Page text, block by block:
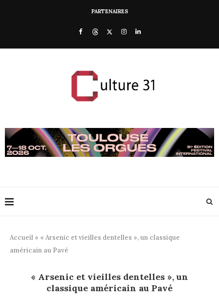
PARTENAIRES
Accueil » « Arsenic et vieilles dentelles », un classique
américain au Pavé
« Arsenic et vieilles dentelles », un
classique américain au Pavé